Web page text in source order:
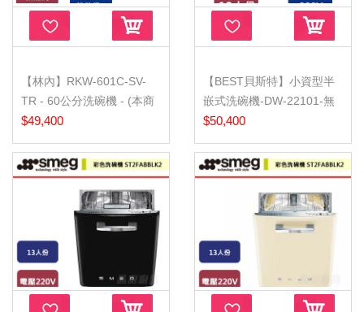
【林內】RKW-601C-SV-
TR - 60公分洗碗機 - (本商
品不含...
$49,400
【BEST貝斯特】小資型半
嵌式洗碗機-DW-22101-無
安裝服...
$50,400